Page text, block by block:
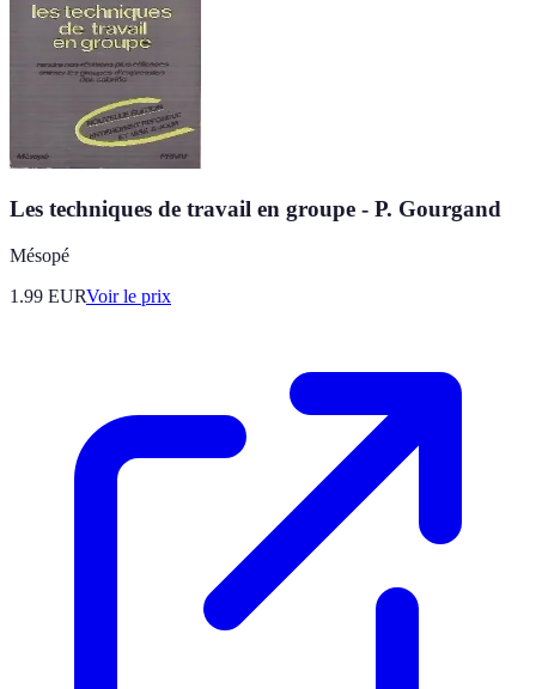
Les techniques de travail en groupe - P. Gourgand
Mésopé
1.99 EURVoir le prix